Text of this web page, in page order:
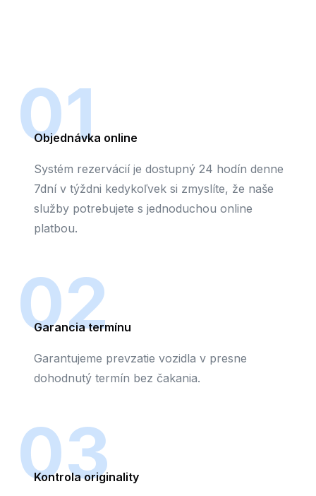
01
Objednávka online
Systém rezervácií je dostupný 24 hodín denne
7dní v týždni kedykoľvek si zmyslíte, že naše
služby potrebujete s jednoduchou online
platbou.
02
Garancia termínu
Garantujeme prevzatie vozidla v presne
dohodnutý termín bez čakania.
03
Kontrola originality